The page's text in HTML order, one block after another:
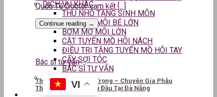
DỊCH VỤ KHÁC
THU NHỎ TẦNG SINH MÔN
THU GỌN MÔI BÉ LỚN
BƠM MỠ MÔI LỚN
CẮT TUYẾN MỒ HÔI NÁCH
ĐIỀU TRỊ TĂNG TUYẾN MỒ HÔI TAY
CẤY SỢI TÓC
BÁC SĨ TƯ VẤN
VI
Quốc Tế Doctor cam kết [...]
Continue reading →
Bác sĩ tư vấn
ThS.BS CKII Lê Kim Trọng – Chuyên Gia Phẫu
Thuật Thẩm Mỹ Hàng Đầu Tại Đà Nẵng